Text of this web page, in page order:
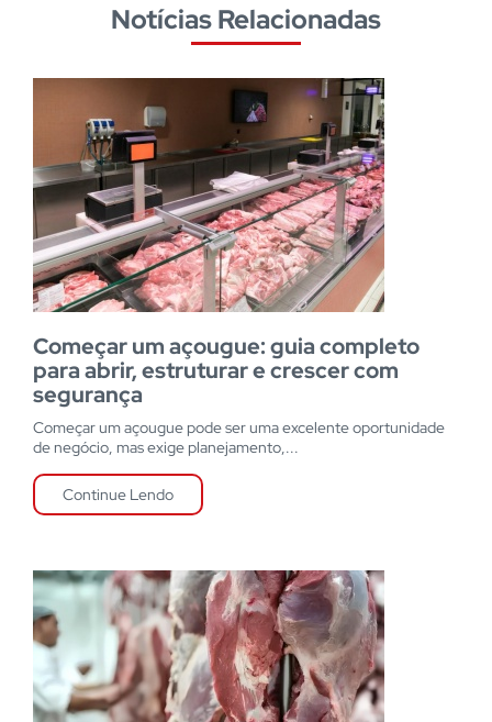
Notícias Relacionadas
Começar um açougue: guia completo
para abrir, estruturar e crescer com
segurança
Começar um açougue pode ser uma excelente oportunidade
de negócio, mas exige planejamento,...
Continue Lendo